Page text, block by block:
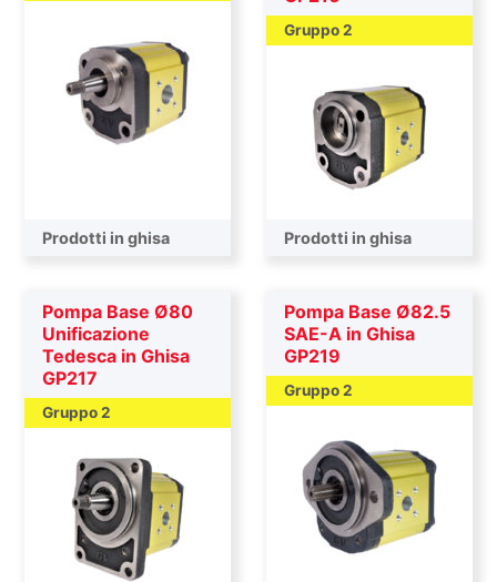
Prodotti in ghisa
Gruppo 2
Prodotti in ghisa
Pompa Base Ø80
Unificazione
Tedesca in Ghisa
GP217
Gruppo 2
Pompa Base Ø82.5
SAE-A in Ghisa
GP219
Gruppo 2